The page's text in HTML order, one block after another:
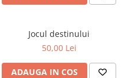
Jocul destinului
50,00 Lei
ADAUGA IN COS